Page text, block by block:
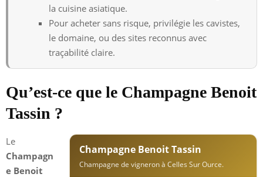
la cuisine asiatique.
Pour acheter sans risque, privilégie les cavistes,
le domaine, ou des sites reconnus avec
traçabilité claire.
Qu’est-ce que le Champagne Benoit
Tassin ?
Champagne Benoit Tassin
Champagne de vigneron à Celles Sur Ource.
Le
Champagn
e Benoit